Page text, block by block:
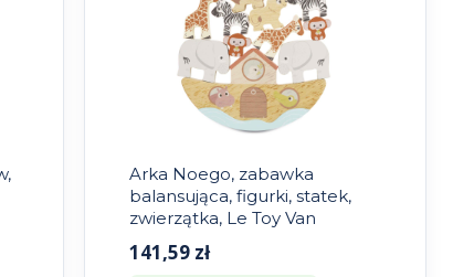
Arka Noego, zabawka
balansująca, figurki, statek,
zwierzątka, Le Toy Van
141,59 zł